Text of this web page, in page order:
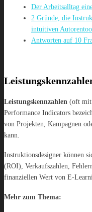
Der Arbeitsalltag
2 Gründe, die
intuitiven
Antworten auf 10
Leistungskennzahlen (oft mit
Performance Indicators
von Projekten, Kampagnen
kann.
Instruktionsdesigner können
(ROI), Verkaufszahlen,
finanziellen Wert von E-
Mehr zum Thema: